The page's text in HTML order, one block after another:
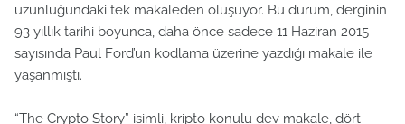
uzunluğundaki tek makaleden oluşuyor. Bu durum, derginin
93 yıllık tarihi boyunca, daha önce sadece 11 Haziran 2015
sayısında Paul Ford’un kodlama üzerine yazdığı makale ile
yaşanmıştı.
“The Crypto Story” isimli, kripto konulu dev makale, dört